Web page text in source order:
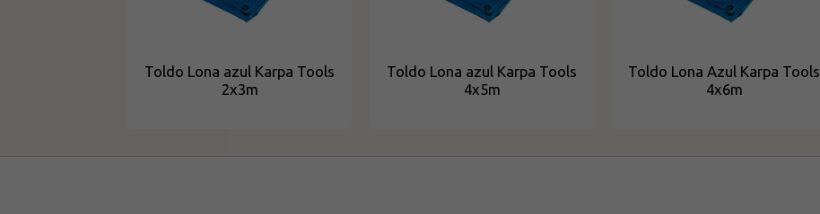
Toldo Lona azul Karpa Tools
2x3m
Toldo Lona azul Karpa Tools
4x5m
Toldo Lona Azul Karpa Tools
4x6m